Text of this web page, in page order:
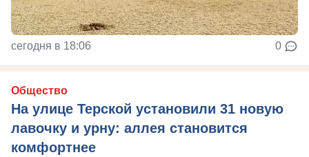
сегодня в 18:06 0
Общество
На улице Терской установили 31 новую
лавочку и урну: аллея становится
комфортнее